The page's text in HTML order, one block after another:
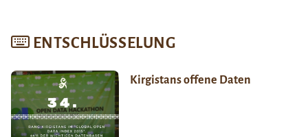
ENTSCHLÜSSELUNG
Kirgistans offene Daten